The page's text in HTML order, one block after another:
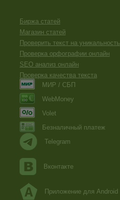
Биржа статей
Магазин статей
Проверить текст на уникальность
Проверка орфографии онлайн
SEO анализ онлайн
Проверка качества текста
МИР / СБП
WebMoney
Volet
Безналичный платеж
Telegram
Вконтакте
Приложение для Android